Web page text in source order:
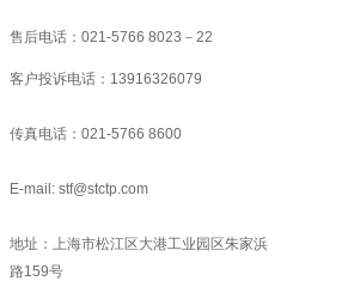
售后电话：021-5766 8023－22
客户投诉电话：13916326079
传真电话：021-5766 8600
E-mail: stf@stctp.com
地址：上海市松江区大港工业园区朱家浜
路159号